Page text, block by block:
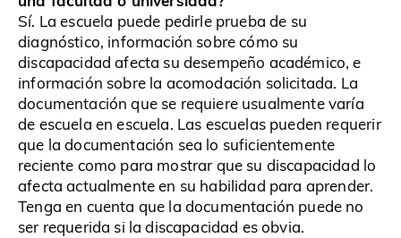
Sí. La escuela puede pedirle prueba de su
diagnóstico, información sobre cómo su
discapacidad afecta su desempeño académico, e
información sobre la acomodación solicitada. La
documentación que se requiere usualmente varía
de escuela en escuela. Las escuelas pueden requerir
que la documentación sea lo suficientemente
reciente como para mostrar que su discapacidad lo
afecta actualmente en su habilidad para aprender.
Tenga en cuenta que la documentación puede no
ser requerida si la discapacidad es obvia.